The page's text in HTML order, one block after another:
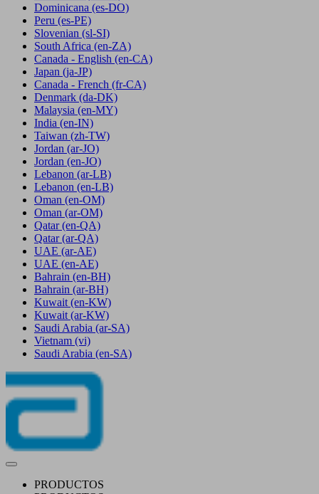
Dominicana (es-DO)
Peru (es-PE)
Slovenian (sl-SI)
South Africa (en-ZA)
Canada - English (en-CA)
Japan (ja-JP)
Canada - French (fr-CA)
Denmark (da-DK)
Malaysia (en-MY)
India (en-IN)
Taiwan (zh-TW)
Jordan (ar-JO)
Jordan (en-JO)
Lebanon (ar-LB)
Lebanon (en-LB)
Oman (en-OM)
Oman (ar-OM)
Qatar (en-QA)
Qatar (ar-QA)
UAE (ar-AE)
UAE (en-AE)
Bahrain (en-BH)
Bahrain (ar-BH)
Kuwait (en-KW)
Kuwait (ar-KW)
Saudi Arabia (ar-SA)
Vietnam (vi)
Saudi Arabia (en-SA)
PRODUCTOS